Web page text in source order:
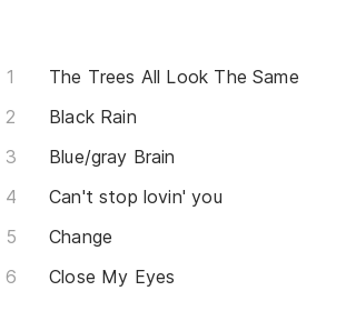
The Trees All Look The Same
Black Rain
Blue/gray Brain
Can't stop lovin' you
Change
Close My Eyes